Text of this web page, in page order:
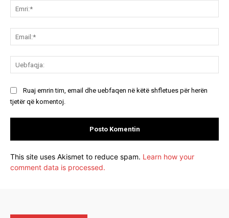
Ruaj emrin tim, email dhe uebfaqen në këtë shfletues për herën
tjetër që komentoj.
This site uses Akismet to reduce spam. Learn how your
comment data is processed.